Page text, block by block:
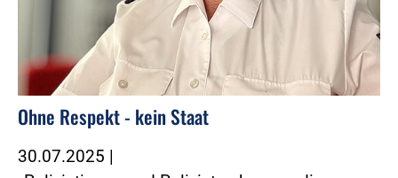
Ohne Respekt - kein Staat
30.07.2025 |